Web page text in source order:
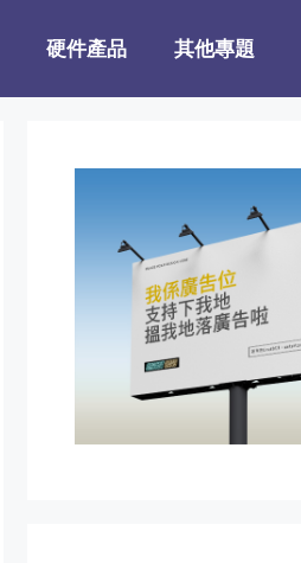
硬件產品 其他專題